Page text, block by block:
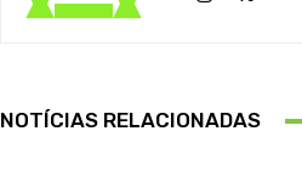
NOTÍCIAS RELACIONADAS